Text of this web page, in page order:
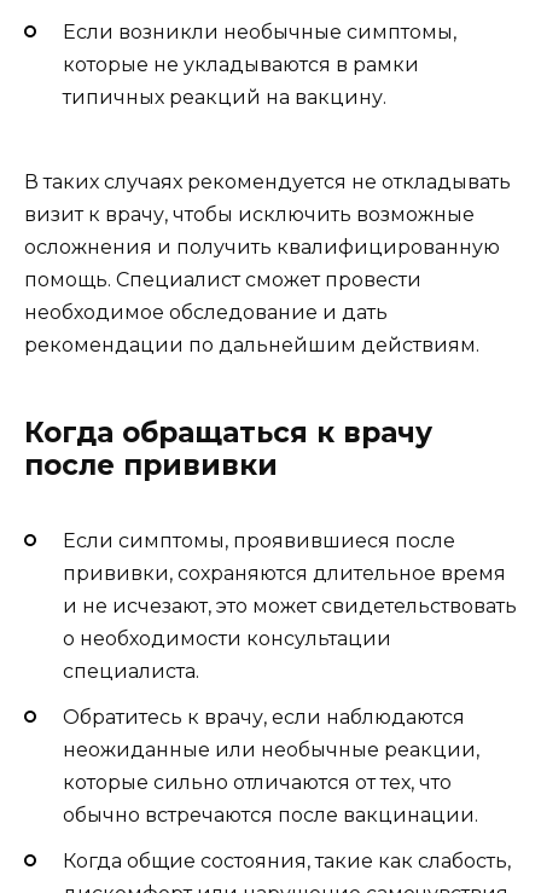
Если возникли необычные симптомы,
которые не укладываются в рамки
типичных реакций на вакцину.
В таких случаях рекомендуется не откладывать
визит к врачу, чтобы исключить возможные
осложнения и получить квалифицированную
помощь. Специалист сможет провести
необходимое обследование и дать
рекомендации по дальнейшим действиям.
Когда обращаться к врачу
после прививки
Если симптомы, проявившиеся после
прививки, сохраняются длительное время
и не исчезают, это может свидетельствовать
о необходимости консультации
специалиста.
Обратитесь к врачу, если наблюдаются
неожиданные или необычные реакции,
которые сильно отличаются от тех, что
обычно встречаются после вакцинации.
Когда общие состояния, такие как слабость,